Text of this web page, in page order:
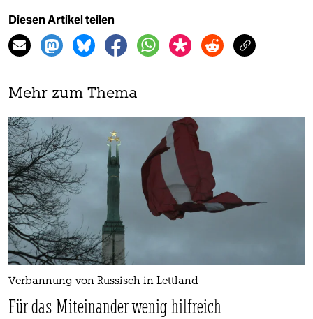
Diesen Artikel teilen
Mehr zum Thema
Verbannung von Russisch in Lettland
Für das Miteinander wenig hilfreich